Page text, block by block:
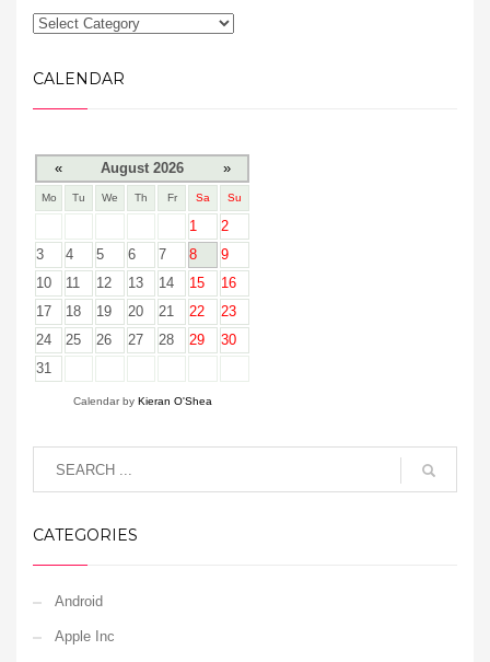
CALENDAR
« August 2026 »
Mo Tu We Th Fr Sa Su
1
2
3
4 5 6 7 8
9
10
11 12 13 14 15
16
17
18 19 20 21 22
23
24
25 26 27 28 29
30
31
Calendar by Kieran O'Shea
CATEGORIES
Android
Apple Inc